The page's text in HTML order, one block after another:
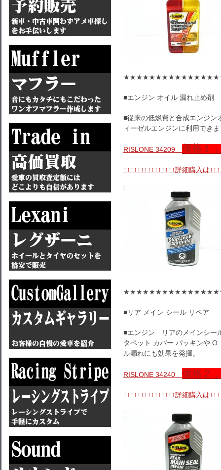
■エンジン オイル 漏れ止め剤
■従来の低燃費と合成エンジン
ィーゼルエンジンに利用でき
RISLONE 34209 価格１
↑↑↑↑↑↑↑↑↑↑↑↑↑↑↑詳細購入は
■リア メイン シール リペア
■エンジン リアのメインシー
タペット カバー パッキンや
ル漏れにも効果を発揮。
RISLONE 34240 価格２
↑↑↑↑↑↑↑↑↑↑↑↑↑↑↑詳細購入は